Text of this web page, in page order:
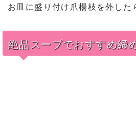
お皿に盛り付け爪楊枝を外した
絶品スープでおすすめ締